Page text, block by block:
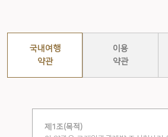
국내여행
약관
이용
약관
제1조(목적)